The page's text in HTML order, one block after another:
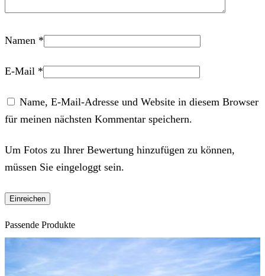
Namen *
E-Mail *
Name, E-Mail-Adresse und Website in diesem Browser
für meinen nächsten Kommentar speichern.
Um Fotos zu Ihrer Bewertung hinzufügen zu können,
müssen Sie eingeloggt sein.
Passende Produkte